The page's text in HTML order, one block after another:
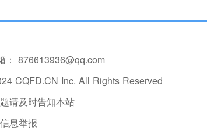
： 876613936@qq.com
CQFD.CN Inc. All Rights Reserved
请及时告知本站
息举报